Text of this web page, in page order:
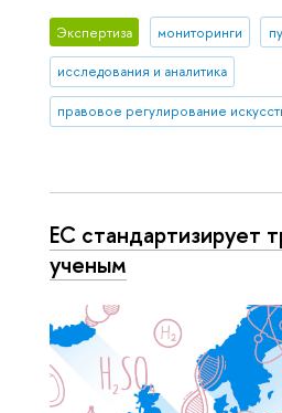
Экспертиза мониторинги
исследования и аналитика
правовое регулирование
ЕС стандартизирует
ученым